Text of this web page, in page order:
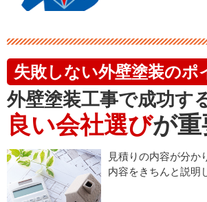
失敗しない外壁塗装のポ
外壁塗装工事で成功す
良い会社選びが
見積りの内容が分か
内容をきちんと説明